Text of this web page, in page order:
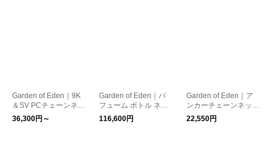
Garden of Eden｜9K
＆SV PCチェーンネッ
クレス アクセサリー
ジュエリー ユニセッ
36,300円～
Garden of Eden｜パ
フューム ボトル ネッ
クレス シルバー925
ジュエリー 香水ボト
116,600円
Garden of Eden｜ア
ンカーチェーンネック
レス アクセサリー シ
ルバー ジュエリー 幅
22,550円